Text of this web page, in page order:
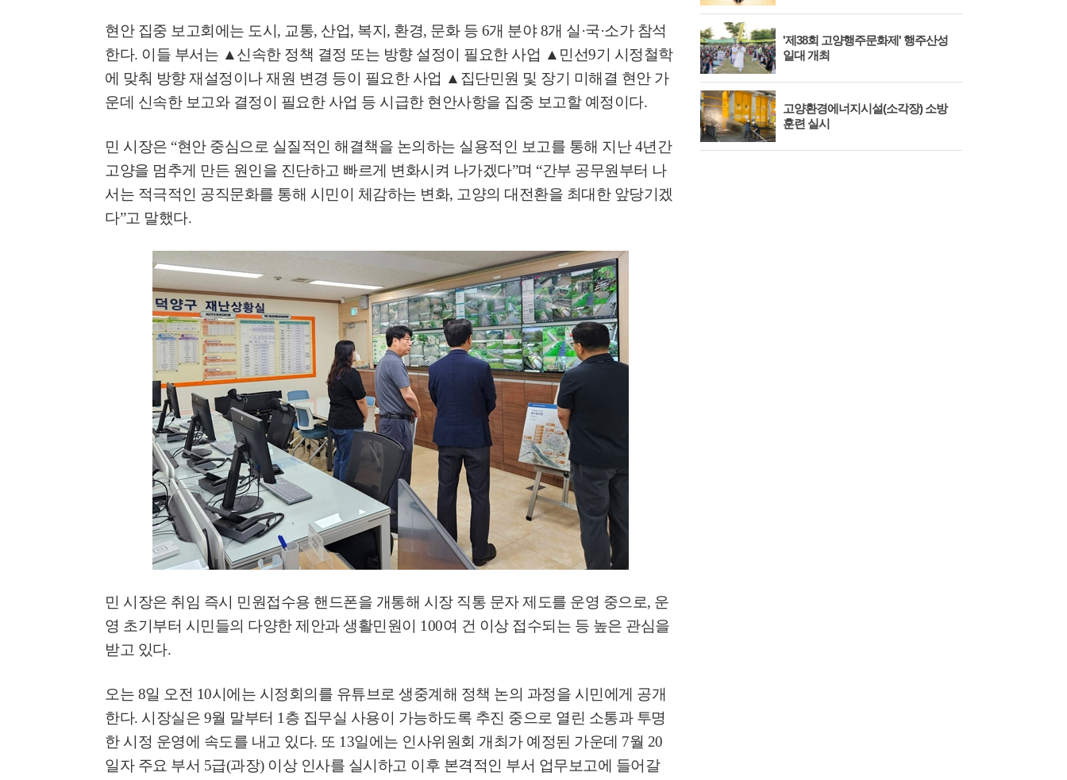
현안 집중 보고회에는 도시 , 교통, 산업, 복지 , 환경, 문화 등 6개 분야8개 실 ·국·소가 참석
한다. 이들 부서는 ▲신속한 정책 결정 또는 방향 설정이 필요한 사업 ▲ 민선9기 시정철학
에 맞춰 방향 재설정이나 재원 변경 등이 필요한 사업 ▲ 집단민원 및 장기 미해결 현안 가
운데 신속한 보고와 결정이 필요한 사업 등 시급한 현안사항을 집중 보고할 예정이다.
민 시장은 “현안 중심으로 실질적인 해결책을 논의하는 실용적인 보고를 통해 지난4년간
고양을 멈추게 만든 원인을 진단하고 빠르게 변화시켜 나가겠다”며 “간부 공무원부터 나
서는 적극적인 공직문화를 통해 시민이 체감하는 변화, 고양의 대전환을 최대한 앞당기겠
다”고 말했다.
민 시장은 취임 즉시 민원접수용 핸드폰을 개통해 시장 직통 문자 제도를 운영 중으로, 운
영 초기부터 시민들의 다양한 제안과 생활민원이 100여 건 이상 접수되는 등 높은 관심을
받고 있다.
오는 8일 오전 10시에는 시정회의를 유튜브로 생중계해 정책 논의 과정을 시민에게 공개
한다. 시장실은 9월 말부터 1 층 집무실 사용이 가능하도록 추진 중으로 열린 소통과 투명
한 시정 운영에 속도를 내고 있다. 또 13일에는 인사위원회 개최가 예정된 가운데 7월 20
일자 주요 부서 5급(과장) 이상 인사를 실시하고 이후 본격적인 부서 업무보고에 들어갈
'제38회 고양행주문화제' 행주산성
일대 개최
고양환경에너지시설(소각장) 소방
민경선 시장, 2026 고양시장배 볼링
대회 시구
제30회 고양특례시장기 배드민턴대
'제38회 고양행주문화제' 행주산성
일대 개최
고양환경에너지시설(소각장) 소방
훈련 실시